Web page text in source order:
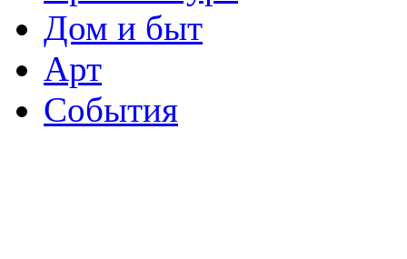
Дом и быт
Арт
События